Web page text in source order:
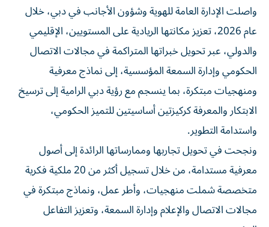
واصلت الإدارة العامة للهوية وشؤون الأجانب في دبي، خلال
عام 2026، تعزيز مكانتها الريادية على المستويين، الإقليمي
والدولي، عبر تحويل خبراتها المتراكمة في مجالات الاتصال
الحكومي وإدارة السمعة المؤسسية، إلى نماذج معرفية
ومنهجيات مبتكرة، بما ينسجم مع رؤية دبي الرامية إلى ترسيخ
الابتكار والمعرفة كركيزتين أساسيتين للتميز الحكومي،
واستدامة التطوير.
ونجحت في تحويل تجاربها وممارساتها الرائدة إلى أصول
معرفية مستدامة، من خلال تسجيل أكثر من 20 ملكية فكرية
متخصصة شملت منهجيات، وأطر عمل، ونماذج مبتكرة في
مجالات الاتصال والإعلام وإدارة السمعة، وتعزيز التفاعل